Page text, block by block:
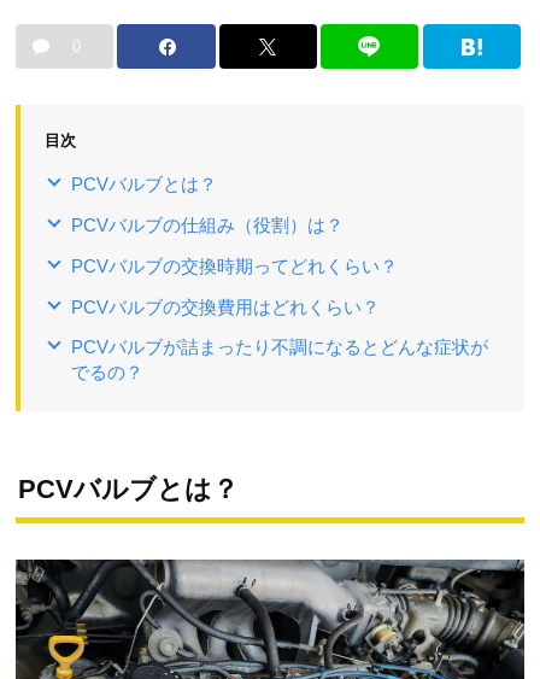
0
目次
PCVバルブとは？
PCVバルブの仕組み（役割）は？
PCVバルブの交換時期ってどれくらい？
PCVバルブの交換費用はどれくらい？
PCVバルブが詰まったり不調になるとどんな症状が
でるの？
PCVバルブとは？